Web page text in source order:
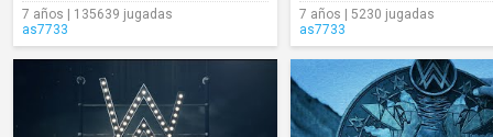
7 años | 135639 jugadas
as7733
7 años | 5230 jugadas
as7733